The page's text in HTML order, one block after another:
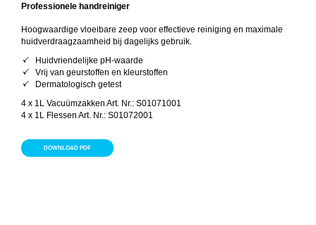
Professionele handreiniger
Hoogwaardige vloeibare zeep voor effectieve reiniging en maximale
huidverdraagzaamheid bij dagelijks gebruik.
Huidvriendelijke pH-waarde
Vrij van geurstoffen en kleurstoffen
Dermatologisch getest
4 x 1L Vacuümzakken Art. Nr.: S01071001
4 x 1L Flessen Art. Nr.: S01072001
DOWNLOAD PDF